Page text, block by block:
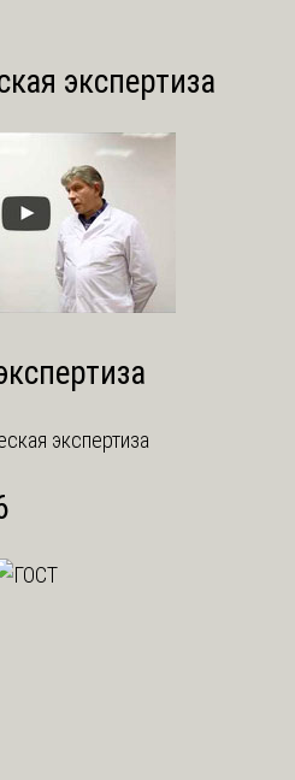
экспертиза